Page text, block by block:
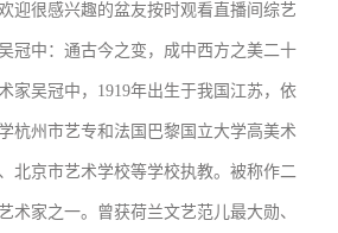
迎很感兴趣的盆友按时观看直播间综艺
冠中：通古今之变，成中西方之美二十
家吴冠中，1919年出生于我国江苏，依
杭州市艺专和法国巴黎国立大学高美术
北京市艺术学校等学校执教。被称作二
术家之一。曾获荷兰文艺范儿最大勋、